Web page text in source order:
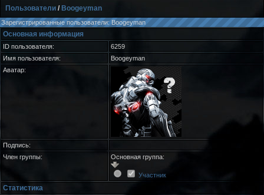
Пользователи / Boogeyman
Зарегистрированные пользователи: Boogeyman
Основная информация
ID пользователя:
6259
Имя пользователя:
Boogeyman
Аватар:
Подпись:
Член группы:
Основная группа:
Участник
Статистика